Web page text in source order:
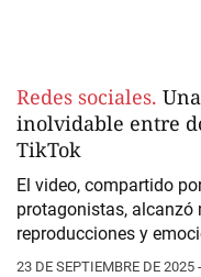
Redes sociales.
inolvidable entre
TikTok
El video, compartido
protagonistas, alcanzó
reproducciones y
23 DE SEPTIEMBRE DE 2025